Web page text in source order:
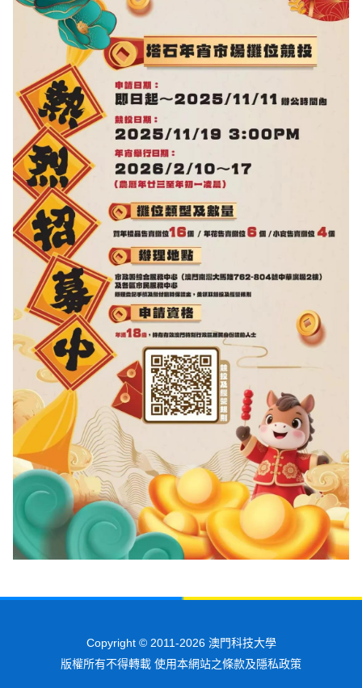
Copyright © 2011-2026 澳門科技大學
版權所有不得轉載 使用本網站之條款及隱私政策